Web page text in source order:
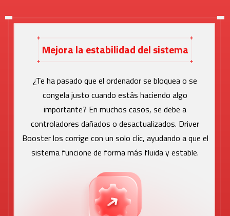
Mejora la estabilidad del sistema
¿Te ha pasado que el ordenador se bloquea o se
congela justo cuando estás haciendo algo
importante? En muchos casos, se debe a
controladores dañados o desactualizados. Driver
Booster los corrige con un solo clic, ayudando a que el
sistema funcione de forma más fluida y estable.